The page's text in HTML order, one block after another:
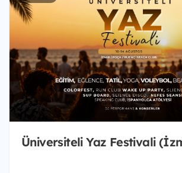
Üniversiteli Yaz Festivali